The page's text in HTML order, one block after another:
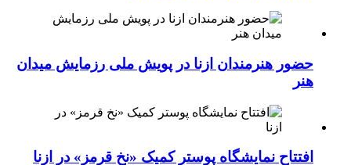
حضور هنرمندان ازنا در پویش ملی رزمایش میدان
هنر
افتتاح نمایشگاه پوستر کمیک «نخ قرمز» در ازنا